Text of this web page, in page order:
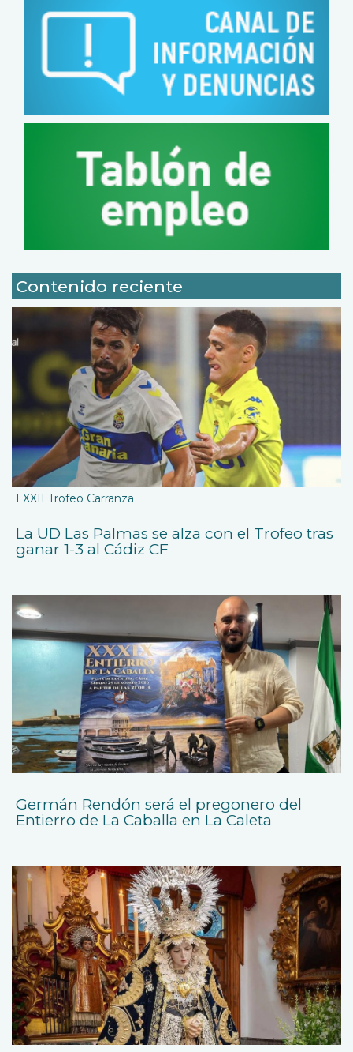
Contenido reciente
LXXII Trofeo Carranza
La UD Las Palmas se alza con el Trofeo tras
ganar 1-3 al Cádiz CF
Germán Rendón será el pregonero del
Entierro de La Caballa en La Caleta